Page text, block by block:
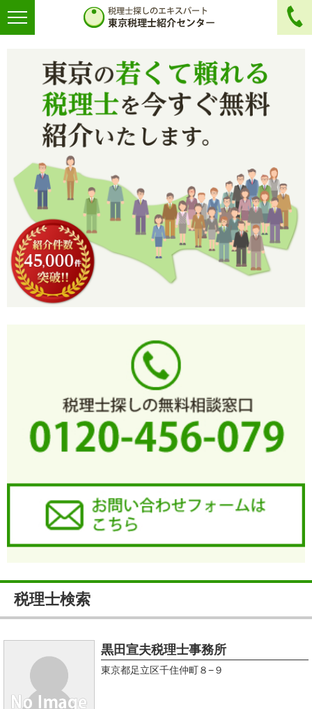
税理士検索
黒田宣夫税理士事務所
東京都足立区千住仲町８−９